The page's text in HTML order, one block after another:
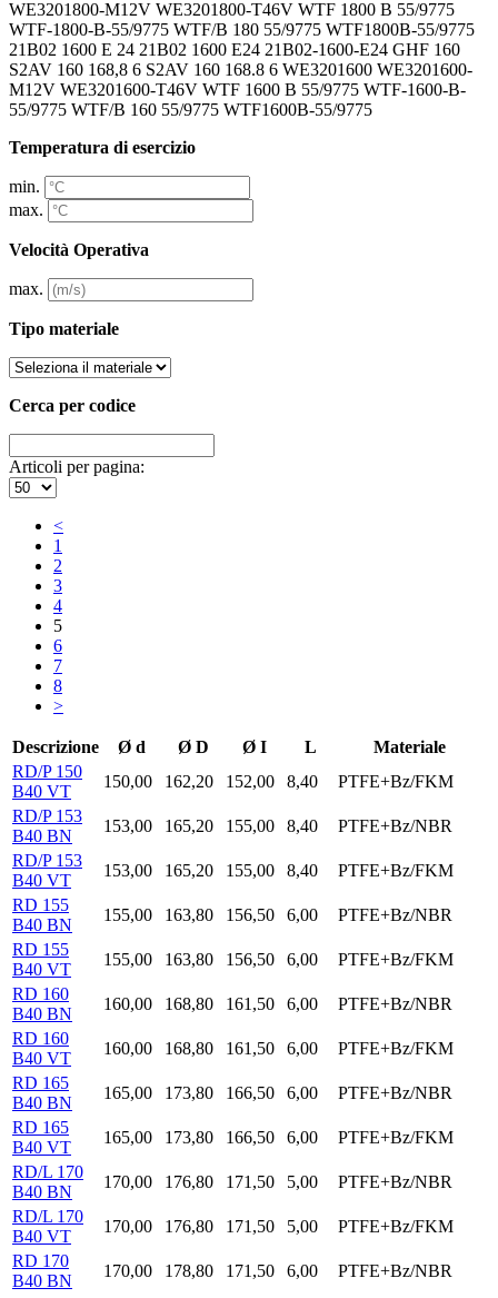
Temperatura di esercizio
min.
max.
Velocità Operativa
max.
Tipo materiale
Cerca per codice
Articoli per pagina:
<
1
2
3
4
5
6
7
8
>
Descrizione Ø d Ø D Ø I L
Materiale
RD/P 150
B40 VT
150,00 162,20 152,00 8,40
PTFE+Bz/FKM
RD/P 153
B40 BN
153,00 165,20 155,00 8,40
PTFE+Bz/NBR
RD/P 153
B40 VT
153,00 165,20 155,00 8,40
PTFE+Bz/FKM
RD 155
B40 BN
155,00 163,80 156,50 6,00
PTFE+Bz/NBR
RD 155
B40 VT
155,00 163,80 156,50 6,00
PTFE+Bz/FKM
RD 160
B40 BN
160,00 168,80 161,50 6,00
PTFE+Bz/NBR
RD 160
B40 VT
160,00 168,80 161,50 6,00
PTFE+Bz/FKM
RD 165
B40 BN
165,00 173,80 166,50 6,00
PTFE+Bz/NBR
RD 165
B40 VT
165,00 173,80 166,50 6,00
PTFE+Bz/FKM
RD/L 170
B40 BN
170,00 176,80 171,50 5,00
PTFE+Bz/NBR
RD/L 170
B40 VT
170,00 176,80 171,50 5,00
PTFE+Bz/FKM
RD 170
B40 BN
170,00 178,80 171,50 6,00
PTFE+Bz/NBR